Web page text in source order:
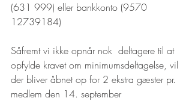
(631 999) eller bankkonto (9570
12739184)
Såfremt vi ikke opnår nok  deltagere til at
opfylde kravet om minimumsdeltagelse, vil
der bliver åbnet op for 2 ekstra gæster pr.
medlem den 14. september